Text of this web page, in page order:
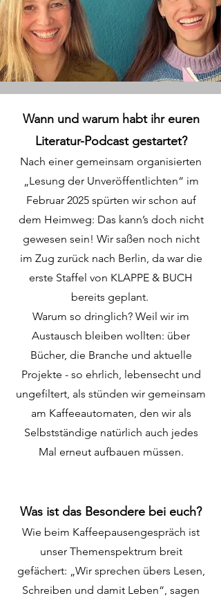
Wann und warum habt ihr euren
Literatur-Podcast gestartet?
Nach einer gemeinsam organisierten
„Lesung der Unveröffentlichten“ im
Februar 2025 spürten wir schon auf
dem Heimweg: Das kann’s doch nicht
gewesen sein! Wir saßen noch nicht
im Zug zurück nach Berlin, da war die
erste Staffel von KLAPPE & BUCH
bereits geplant.
Warum so dringlich? Weil wir im
Austausch bleiben wollten: über
Bücher, die Branche und aktuelle
Projekte - so ehrlich, lebensecht und
ungefiltert, als stünden wir gemeinsam
am Kaffeeautomaten, den wir als
Selbstständige natürlich auch jedes
Mal erneut aufbauen müssen.
Was ist das Besondere bei euch?
Wie beim Kaffeepausengespräch ist
unser Themenspektrum breit
gefächert: „Wir sprechen übers Lesen,
Schreiben und damit Leben“, sagen